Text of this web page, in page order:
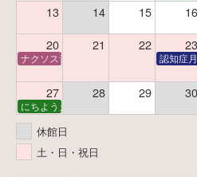
13 14 15 16
20 21 22 23
ナクソス音楽会 第6回 宇宙を感じるクラ
認知症
27 28 29 30
にちようえほん
休館日
土・日・祝日